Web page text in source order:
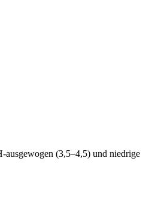
ausgewogen (3,5–4,5) und niedrige